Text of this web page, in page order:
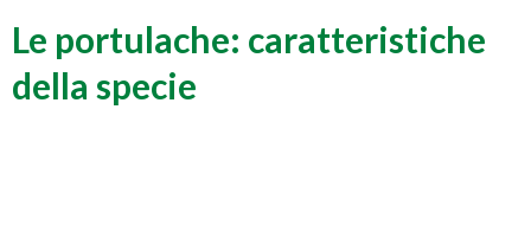
Le portulache: caratteristiche
della specie